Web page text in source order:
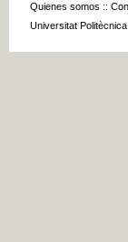
Quienes somos ::
Universitat